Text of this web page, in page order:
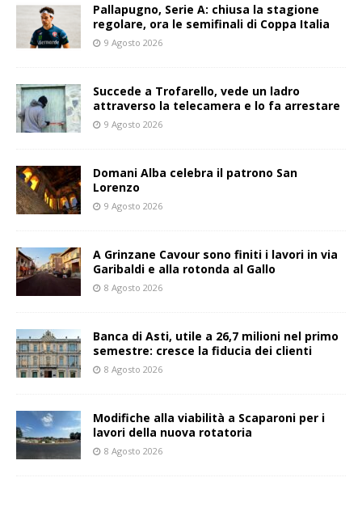
Pallapugno, Serie A: chiusa la stagione
regolare, ora le semifinali di Coppa Italia
9 Agosto 2026
Succede a Trofarello, vede un ladro
attraverso la telecamera e lo fa arrestare
9 Agosto 2026
Domani Alba celebra il patrono San
Lorenzo
9 Agosto 2026
A Grinzane Cavour sono finiti i lavori in via
Garibaldi e alla rotonda al Gallo
8 Agosto 2026
Banca di Asti, utile a 26,7 milioni nel primo
semestre: cresce la fiducia dei clienti
8 Agosto 2026
Modifiche alla viabilità a Scaparoni per i
lavori della nuova rotatoria
8 Agosto 2026